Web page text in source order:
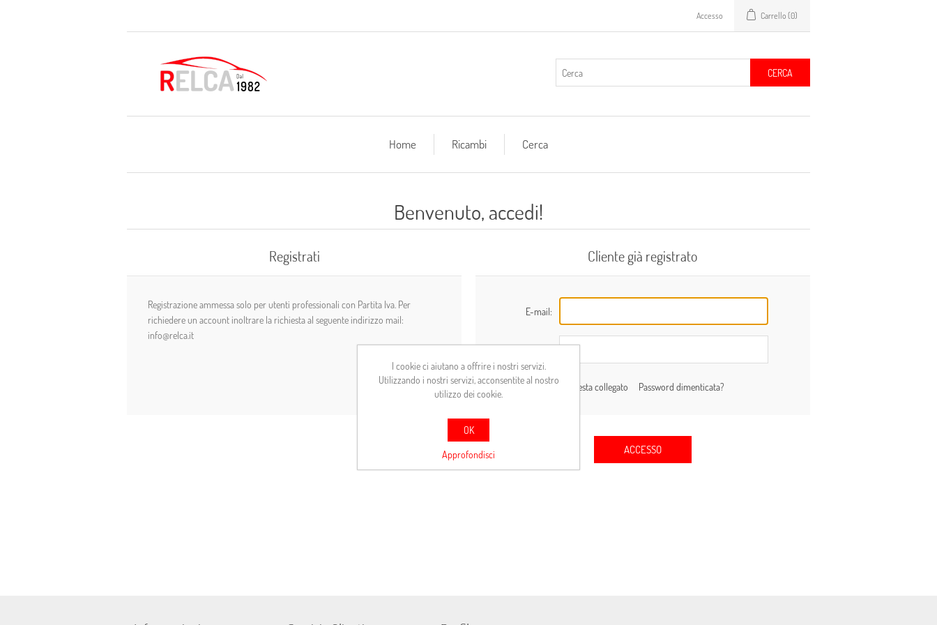
Accesso Carrello (0)
CERCA
Home Ricambi Cerca
Benvenuto, accedi!
Registrati
Registrazione ammessa solo per utenti professionali con Partita Iva. Per
richiedere un account inoltrare la richiesta al seguente indirizzo mail:
info@relca.it
Cliente già registrato
E-mail:
Resta collegato Password dimenticata?
ACCESSO
I cookie ci aiutano a offrire i nostri servizi.
Utilizzando i nostri servizi, acconsentite al nostro
utilizzo dei cookie.
OK
Approfondisci